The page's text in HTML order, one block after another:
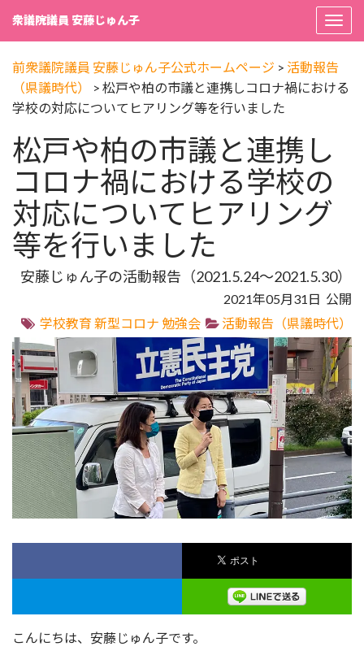
衆議院議員 安藤じゅん子
前衆議院議員 安藤じゅん子公式ホームページ > 活動報告
（県議時代）
> 松戸や柏の市議と連携しコロナ禍における
学校の対応についてヒアリング等を行いました
松戸や柏の市議と連携し
コロナ禍における学校の
対応についてヒアリング
等を行いました
安藤じゅん子の活動報告（2021.5.24～2021.5.30）
2021年05月31日 公開
学校教育 新型コロナ 勉強会 活動報告（県議時代）
こんにちは、安藤じゅん子です。